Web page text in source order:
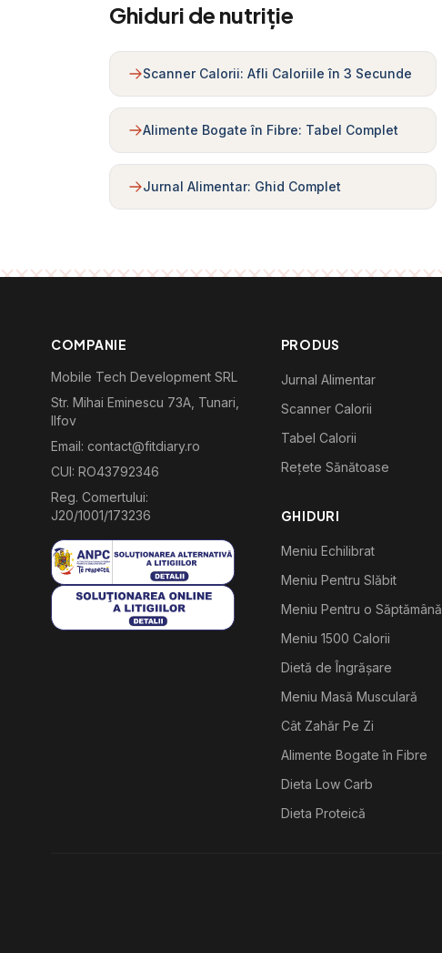
Ghiduri de nutriție
Scanner Calorii: Afli Caloriile în 3 Secunde
Alimente Bogate în Fibre: Tabel Complet
Jurnal Alimentar: Ghid Complet
COMPANIE
Mobile Tech Development SRL
Str. Mihai Eminescu 73A, Tunari,
Ilfov
Email: contact@fitdiary.ro
CUI: RO43792346
Reg. Comertului:
J20/1001/173236
PRODUS
Jurnal Alimentar
Scanner Calorii
Tabel Calorii
Rețete Sănătoase
GHIDURI
Meniu Echilibrat
Meniu Pentru Slăbit
Meniu Pentru o Săptămână
Meniu 1500 Calorii
Dietă de Îngrășare
Meniu Masă Musculară
Cât Zahăr Pe Zi
Alimente Bogate în Fibre
Dieta Low Carb
Dieta Proteică